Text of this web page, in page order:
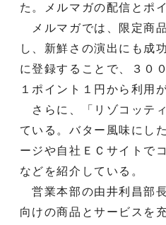
た。メルマガの配信とポ
メルマガでは、限定商
し、新鮮さの演出にも成
に登録することで、３０
１ポイント１円から利用
さらに、「リゾコッテ
ている。バター風味にし
ージや自社ＥＣサイトで
などを紹介している。
営業本部の由井利昌部
向けの商品とサービスを